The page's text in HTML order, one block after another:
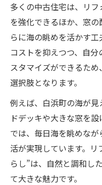
多くの中古住宅は、リ
を強化できるほか、窓
らに海の眺めを活かす
コストを抑えつつ、自
スタマイズができるた
選択肢となります。
例えば、白浜町の海が
ドデッキや大きな窓を
では、毎日海を眺めな
活が実現しています。
らし”は、自然と調和し
て大きな魅力です。